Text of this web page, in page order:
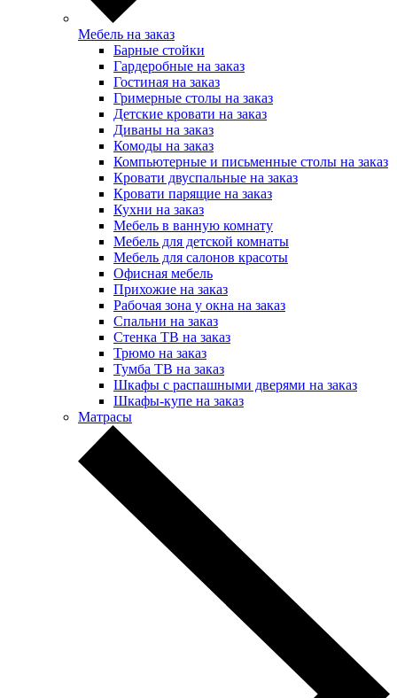
Мебель на заказ
Барные стойки
Гардеробные на заказ
Гостиная на заказ
Гримерные столы на заказ
Детские кровати на заказ
Диваны на заказ
Комоды на заказ
Компьютерные и письменные столы на заказ
Кровати двуспальные на заказ
Кровати парящие на заказ
Кухни на заказ
Мебель в ванную комнату
Мебель для детской комнаты
Мебель для салонов красоты
Офисная мебель
Прихожие на заказ
Рабочая зона у окна на заказ
Спальни на заказ
Стенка ТВ на заказ
Трюмо на заказ
Тумба ТВ на заказ
Шкафы с распашными дверями на заказ
Шкафы-купе на заказ
Матрасы